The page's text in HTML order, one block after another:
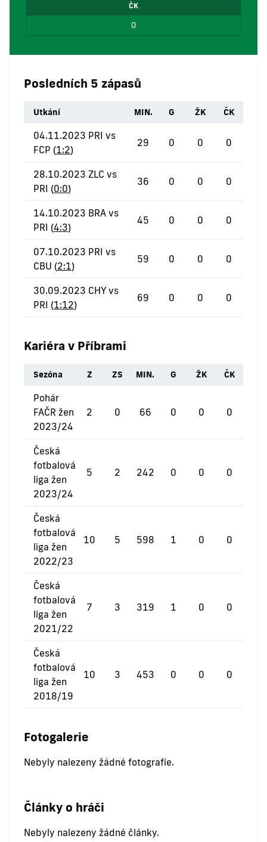
ČK
0
Posledních 5 zápasů
Utkání MIN. G ŽK ČK
04.11.2023 PRI vs
FCP (1:2)
29 0 0 0
28.10.2023 ZLC vs
PRI (0:0)
36 0 0 0
14.10.2023 BRA vs
PRI (4:3)
45 0 0 0
07.10.2023 PRI vs
CBU (2:1)
59 0 0 0
30.09.2023 CHY vs
PRI (1:12)
69 0 0 0
Kariéra v Příbrami
Sezóna Z ZS MIN. G ŽK ČK
Pohár
FAČR žen
2023/24
2 0 66 0 0 0
Česká
fotbalová
liga žen
2023/24
5 2 242 0 0 0
Česká
fotbalová
liga žen
2022/23
10 5 598 1 0 0
Česká
fotbalová
liga žen
2021/22
7 3 319 1 0 0
Česká
fotbalová
liga žen
2018/19
10 3 453 0 0 0
Fotogalerie
Nebyly nalezeny žádné fotografie.
Články o hráči
Nebyly nalezeny žádné články.